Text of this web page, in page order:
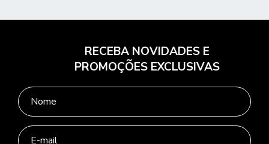
RECEBA NOVIDADES E
PROMOÇÕES EXCLUSIVAS